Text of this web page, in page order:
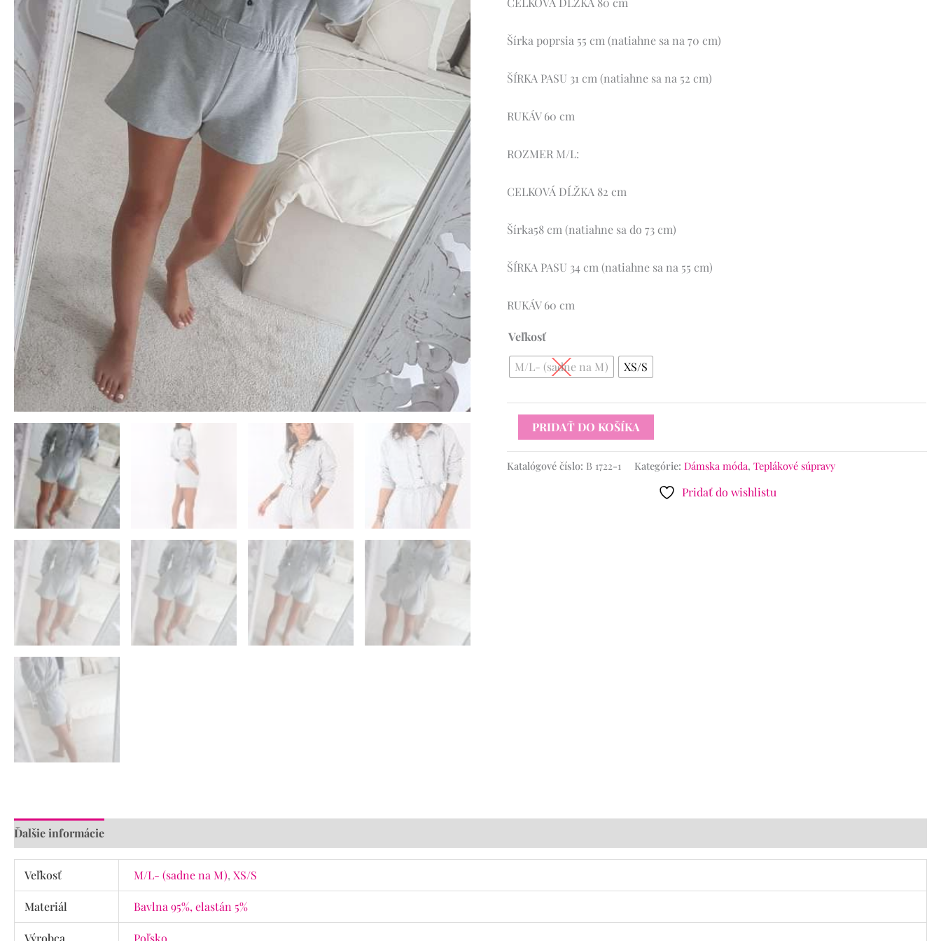
Šírka poprsia 55 cm (natiahne sa na 70 cm)
ŠÍRKA PASU 31 cm (natiahne sa na 52 cm)
RUKÁV 60 cm
ROZMER M/L:
CELKOVÁ DĹŽKA 82 cm
Šírka58 cm (natiahne sa do 73 cm)
ŠÍRKA PASU 34 cm (natiahne sa na 55 cm)
RUKÁV 60 cm
Veľkosť
M/L- (sadne na M) XS/S
PRIDAŤ DO KOŠÍKA
Katalógové číslo: B 1722-1 Kategórie: Dámska móda,Teplákové súpravy
Pridať do wishlistu
Ďalšie informácie
Veľkosť M/L- (sadne na M),XS/S
Materiál Bavlna 95%, elastán 5%